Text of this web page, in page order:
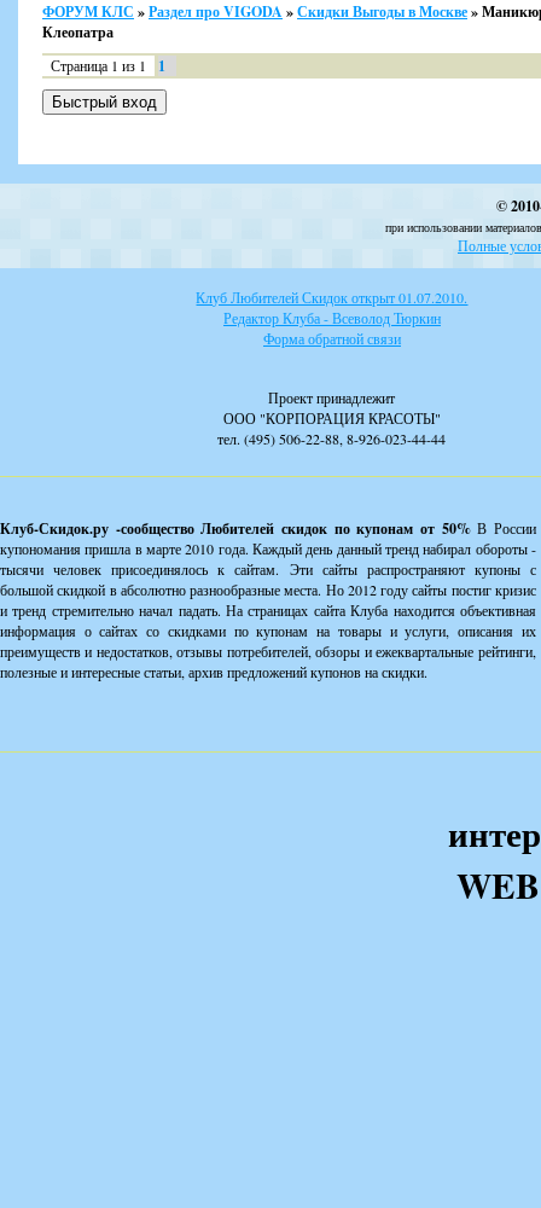
ФОРУМ КЛС »Раздел про VIGODA »Скидки Выгоды в Москве»
Клеопатра
Страница 1 из 1 1
©
при использовании
Полные
Клуб Любителей Скидок открыт 01.07.2010.
Редактор Клуба - Всеволод Тюркин
Форма обратной связи
Проект принадлежит
ООО "КОРПОРАЦИЯ КРАСОТЫ"
тел. (495) 506-22-88, 8-926-023-44-44
Клуб-Скидок.ру -сообщество Любителей скидок по купонам от 50%В России
купономания пришла в марте 2010 года. Каждый день данный тренд набирал обороты -
тысячи человек присоединялось к сайтам. Эти сайты распространяют купоны с
большой скидкой в абсолютно разнообразные места. Но 2012 году сайты постиг кризис
и тренд стремительно начал падать. На страницах сайта Клуба находится объективная
информация о сайтах со скидками по купонам на товары и услуги, описания их
преимуществ и недостатков, отзывы потребителей, обзоры и ежеквартальные рейтинги,
полезные и интересные статьи, архив предложений купонов на скидки.